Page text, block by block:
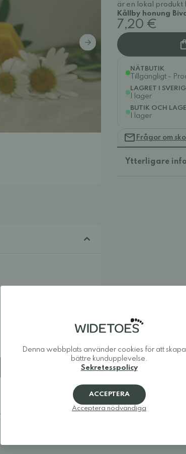
är en lokal produkt
Kållby honung
7,20 €
NÄTBUTIK
Tillgängligt -
LAGRET I
I lager
BUTIK OCH
I lager
Frågor om
Ytterligare
Denna webbplats använder cookies för att
bättre kundupplevelse.
Sekretesspolicy
ACCEPTERA
Acceptera nödvändiga